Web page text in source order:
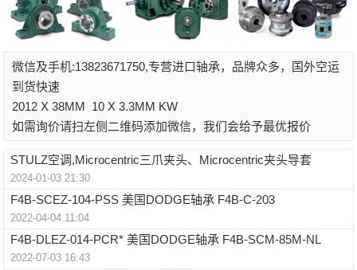
微信及手机:13823671750,专营进口轴承，品牌众多，国外空运
到货快速
2012 X 38MM 10 X 3.3MM KW
如需询价请扫左侧二维码添加微信，我们会给予最优报价
STULZ空调,Microcentric三爪夹头、Microcentric夹头导套
2024-01-03 21:30
F4B-SCEZ-104-PSS 美国DODGE轴承 F4B-C-203
2022-04-04 11:04
F4B-DLEZ-014-PCR* 美国DODGE轴承 F4B-SCM-85M-NL
2022-07-03 16:43